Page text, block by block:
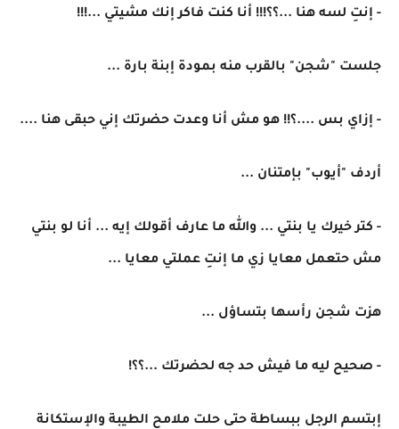
- إنتِ لسه هنا ...؟؟!!! أنا كنت فاكر إنك مشيتي ...!!!
جلست "شجن" بالقرب منه بمودة إبنة بارة ...
- إزاي بس ....؟!! هو مش أنا وعدت حضرتك إني حبقى هنا ....
أردف "أيوب" بإمتنان ...
- كتر خيرك يا بنتي ... والله ما عارف أقولك إيه ... أنا لو بنتي
مش حتعمل معايا زي ما إنتِ عملتي معايا ...
هزت شجن رأسها بتساؤل ...
- صحيح ليه ما فيش حد جه لحضرتك ...؟؟!
إبتسم الرجل ببساطة حتى حلت ملامح الطيبة والإستكانة